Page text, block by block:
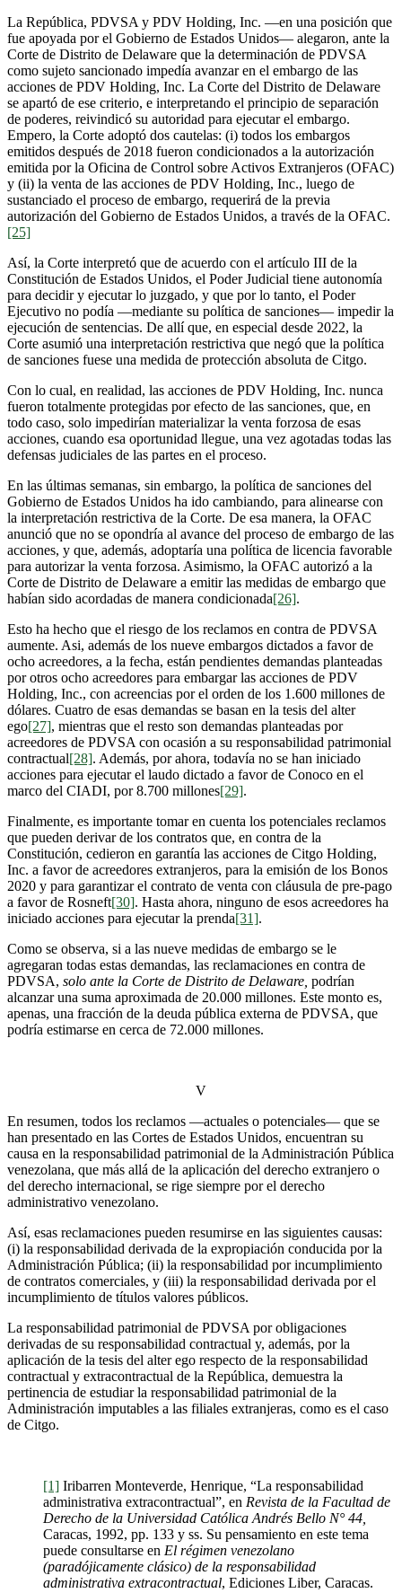
La República, PDVSA y PDV Holding, Inc. —en una posición que
fue apoyada por el Gobierno de Estados Unidos— alegaron, ante la
Corte de Distrito de Delaware que la determinación de PDVSA
como sujeto sancionado impedía avanzar en el embargo de las
acciones de PDV Holding, Inc. La Corte del Distrito de Delaware
se apartó de ese criterio, e interpretando el principio de separación
de poderes, reivindicó su autoridad para ejecutar el embargo.
Empero, la Corte adoptó dos cautelas: (i) todos los embargos
emitidos después de 2018 fueron condicionados a la autorización
emitida por la Oficina de Control sobre Activos Extranjeros (OFAC)
y (ii) la venta de las acciones de PDV Holding, Inc., luego de
sustanciado el proceso de embargo, requerirá de la previa
autorización del Gobierno de Estados Unidos, a través de la OFAC.
[25]
Así, la Corte interpretó que de acuerdo con el artículo III de la
Constitución de Estados Unidos, el Poder Judicial tiene autonomía
para decidir y ejecutar lo juzgado, y que por lo tanto, el Poder
Ejecutivo no podía —mediante su política de sanciones— impedir la
ejecución de sentencias. De allí que, en especial desde 2022, la
Corte asumió una interpretación restrictiva que negó que la política
de sanciones fuese una medida de protección absoluta de Citgo.
Con lo cual, en realidad, las acciones de PDV Holding, Inc. nunca
fueron totalmente protegidas por efecto de las sanciones, que, en
todo caso, solo impedirían materializar la venta forzosa de esas
acciones, cuando esa oportunidad llegue, una vez agotadas todas las
defensas judiciales de las partes en el proceso.
En las últimas semanas, sin embargo, la política de sanciones del
Gobierno de Estados Unidos ha ido cambiando, para alinearse con
la interpretación restrictiva de la Corte. De esa manera, la OFAC
anunció que no se opondría al avance del proceso de embargo de las
acciones, y que, además, adoptaría una política de licencia favorable
para autorizar la venta forzosa. Asimismo, la OFAC autorizó a la
Corte de Distrito de Delaware a emitir las medidas de embargo que
habían sido acordadas de manera condicionada[26].
Esto ha hecho que el riesgo de los reclamos en contra de PDVSA
aumente. Asi, además de los nueve embargos dictados a favor de
ocho acreedores, a la fecha, están pendientes demandas planteadas
por otros ocho acreedores para embargar las acciones de PDV
Holding, Inc., con acreencias por el orden de los 1.600 millones de
dólares. Cuatro de esas demandas se basan en la tesis del alter
ego[27], mientras que el resto son demandas planteadas por
acreedores de PDVSA con ocasión a su responsabilidad patrimonial
contractual[28]. Además, por ahora, todavía no se han iniciado
acciones para ejecutar el laudo dictado a favor de Conoco en el
marco del CIADI, por 8.700 millones[29].
Finalmente, es importante tomar en cuenta los potenciales reclamos
que pueden derivar de los contratos que, en contra de la
Constitución, cedieron en garantía las acciones de Citgo Holding,
Inc. a favor de acreedores extranjeros, para la emisión de los Bonos
2020 y para garantizar el contrato de venta con cláusula de pre-pago
a favor de Rosneft[30]. Hasta ahora, ninguno de esos acreedores ha
iniciado acciones para ejecutar la prenda[31].
Como se observa, si a las nueve medidas de embargo se le
agregaran todas estas demandas, las reclamaciones en contra de
PDVSA, solo ante la Corte de Distrito de Delaware, podrían
alcanzar una suma aproximada de 20.000 millones. Este monto es,
apenas, una fracción de la deuda pública externa de PDVSA, que
podría estimarse en cerca de 72.000 millones.
V
En resumen, todos los reclamos —actuales o potenciales— que se
han presentado en las Cortes de Estados Unidos, encuentran su
causa en la responsabilidad patrimonial de la Administración Pública
venezolana, que más allá de la aplicación del derecho extranjero o
del derecho internacional, se rige siempre por el derecho
administrativo venezolano.
Así, esas reclamaciones pueden resumirse en las siguientes causas:
(i) la responsabilidad derivada de la expropiación conducida por la
Administración Pública; (ii) la responsabilidad por incumplimiento
de contratos comerciales, y (iii) la responsabilidad derivada por el
incumplimiento de títulos valores públicos.
La responsabilidad patrimonial de PDVSA por obligaciones
derivadas de su responsabilidad contractual y, además, por la
aplicación de la tesis del alter ego respecto de la responsabilidad
contractual y extracontractual de la República, demuestra la
pertinencia de estudiar la responsabilidad patrimonial de la
Administración imputables a las filiales extranjeras, como es el caso
de Citgo.
[1] Iribarren Monteverde, Henrique, “La responsabilidad
administrativa extracontractual”, en Revista de la Facultad de
Derecho de la Universidad Católica Andrés Bello N° 44,
Caracas, 1992, pp. 133 y ss. Su pensamiento en este tema
puede consultarse en El régimen venezolano
(paradójicamente clásico) de la responsabilidad
administrativa extracontractual, Ediciones Liber, Caracas.